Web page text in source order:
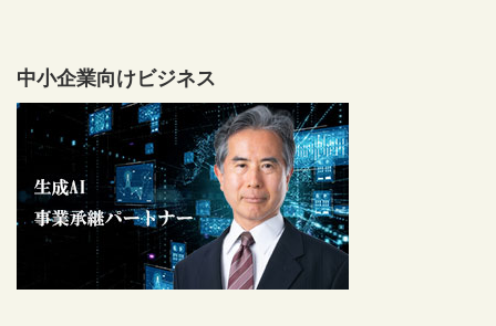
中小企業向けビジネス